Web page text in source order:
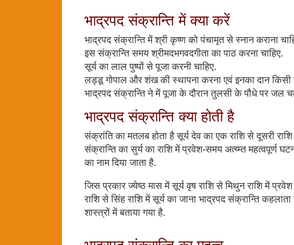
भाद्रपद संक्रान्ति में क्या करें
भाद्रपद संक्रान्ति में श्री कृष्ण को पंचामृत से स्नान कराना
इस संक्रान्ति समय श्रीमदभगवदगीता का पाठ करना चाहिए.
सूर्य का लाल पुष्पों से पूजा करनी चाहिए.
लड्डू गोपाल और शंख की स्थापना करना एवं इनका दान किसी
भाद्रपद संक्रान्ति ने में पूजा के दौरान तुलसी के पौधे पर जल
भाद्रपद संक्रान्ति क्या होती है
संक्रांति का मतलब होता है सूर्य देव का एक राशि से दूसरी
संक्रान्ति का सुर्य का राशि में प्रवेश-समय अत्य्म्त महत्वपूर्ण
का नाम दिया जाता है.
जिस प्रकार ज्येष्ठ मास में सूर्य वृष राशि से मिथुन राशि में
राशि से सिंह राशि में सूर्य का जाना भाद्रपद संक्रान्ति
शास्त्रों में बताया गया है.